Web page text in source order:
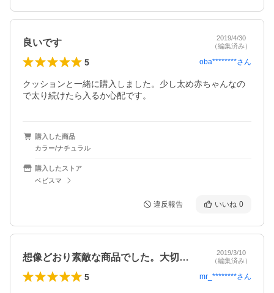
良いです
2019/4/30
（編集済み）
5 oba********さん
クッションと一緒に購入しました。少し太め赤ちゃんなの
で太り続けたら入るか心配です。
購入した商品
カラー/ナチュラル
購入したストア
ベビスマ
違反報告 いいね 0
想像どおり素敵な商品でした。大切に使い…
2019/3/10
（編集済み）
5 mr_********さん